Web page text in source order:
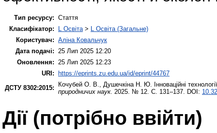
Тип ресурсу: Стаття
Класифікатор:
L Освіта > L Освіта (Загальне)
Користувач: Аліна Ковальчук
Дата подачі:
25 Лип 2025 12:20
Оновлення:
25 Лип 2025 12:23
URI: https://eprints.zu.edu.ua/id/eprint/44767
ДСТУ 8302:2015:
Кочубей О. В. Душечкіна Н. Ю. Інноваційні
природничих наук. 2025. № 12. С. 131–137. DOI:
Дії ​​(потрібно ввійти)